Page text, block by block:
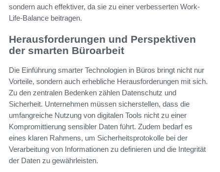
sondern auch effektiver, da sie zu einer verbesserten Work-
Life-Balance beitragen.
Herausforderungen und Perspektiven
der smarten Büroarbeit
Die Einführung smarter Technologien in Büros bringt nicht nur
Vorteile, sondern auch erhebliche Herausforderungen mit sich.
Zu den zentralen Bedenken zählen Datenschutz und
Sicherheit. Unternehmen müssen sicherstellen, dass die
umfangreiche Nutzung von digitalen Tools nicht zu einer
Kompromittierung sensibler Daten führt. Zudem bedarf es
eines klaren Rahmens, um Sicherheitsprotokolle bei der
Verarbeitung von Informationen zu definieren und die Integrität
der Daten zu gewährleisten.